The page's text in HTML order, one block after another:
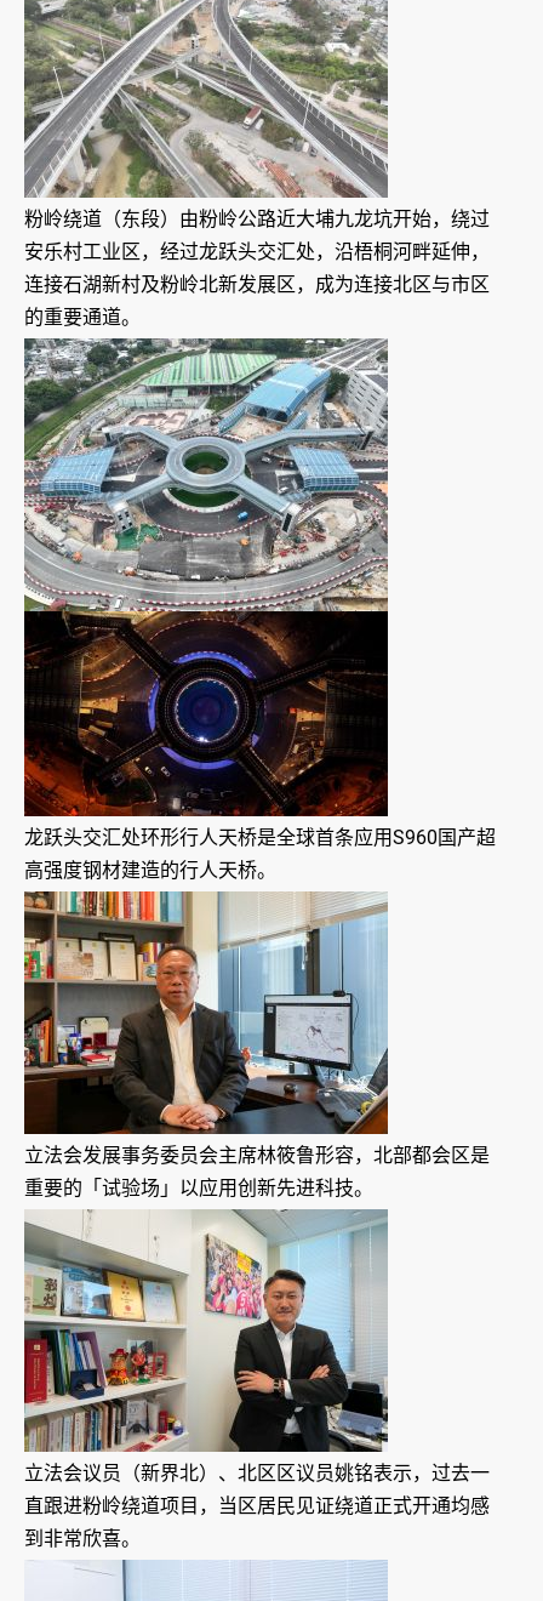
粉岭绕道（东段）由粉岭公路近大埔九龙坑开始，绕过
安乐村工业区，经过龙跃头交汇处，沿梧桐河畔延伸，
连接石湖新村及粉岭北新发展区，成为连接北区与市区
的重要通道。
龙跃头交汇处环形行人天桥是全球首条应用S960国产超
高强度钢材建造的行人天桥。
立法会发展事务委员会主席林筱鲁形容，北部都会区是
重要的「试验场」以应用创新先进科技。
立法会议员（新界北）、北区区议员姚铭表示，过去一
直跟进粉岭绕道项目，当区居民见证绕道正式开通均感
到非常欣喜。